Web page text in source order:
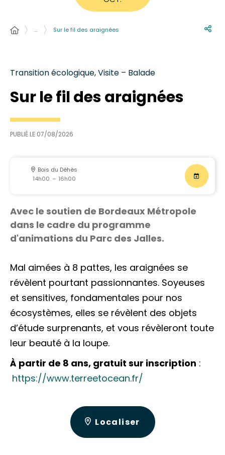
… Sur le fil des araignées
Transition écologique, Visite – Balade
Sur le fil des araignées
PUBLIÉ LE 07/08/2026
Bois du Déhès
14h00 – 16h00
Avec le soutien de Bordeaux Métropole
dans le cadre du programme
d'animations du Parc des Jalles.
Mal aimées à 8 pattes, les araignées se
révèlent pourtant passionnantes. Soyeuses
et sensitives, fondamentales pour nos
écosystèmes, elles se révèlent des objets
d’étude surprenants, et vous révèleront toute
leur beauté à la loupe.
À partir de 8 ans, gratuit sur inscription :
https://www.terreetocean.fr/
Localiser